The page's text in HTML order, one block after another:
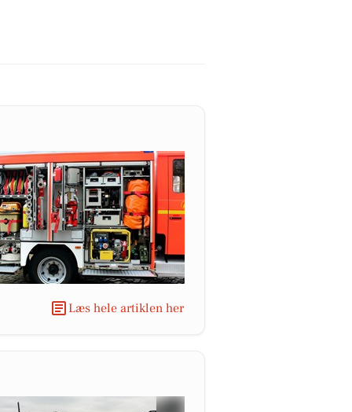
Læs hele artiklen her